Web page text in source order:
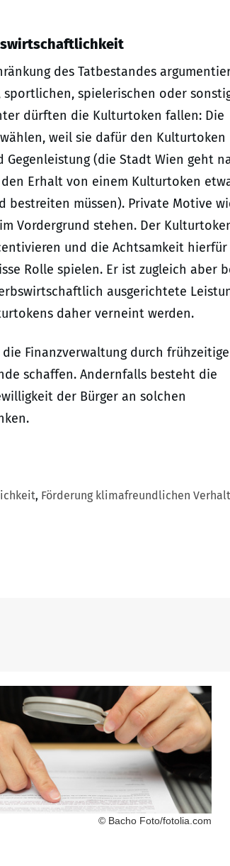
des Tatbestandes
spielerischen oder
dürften die Kulturtoken fallen: Die
weil sie dafür den Kulturtoken
(die Stadt Wien geht
Erhalt von einem Kulturtoken
bestreiten müssen). Private Motive
Vordergrund stehen. Der
und die Achtsamkeit hierfür
Rolle spielen. Er ist zugleich aber
ausgerichtete
daher verneint werden.
Finanzverwaltung durch frühzeitige
schaffen. Andernfalls besteht die
der Bürger an solchen
, Förderung klimafreundlichen
© Bacho Foto/fotolia.com